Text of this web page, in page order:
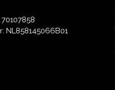
NL858145066B01